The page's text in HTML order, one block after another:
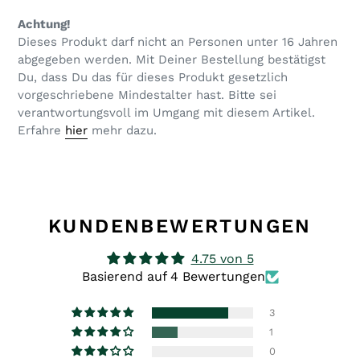
Achtung!
Dieses Produkt darf nicht an Personen unter 16 Jahren
abgegeben werden. Mit Deiner Bestellung bestätigst
Du, dass Du das für dieses Produkt gesetzlich
vorgeschriebene Mindestalter hast. Bitte sei
verantwortungsvoll im Umgang mit diesem Artikel.
Erfahre hier mehr dazu.
KUNDENBEWERTUNGEN
4.75 von 5
Basierend auf 4 Bewertungen
3
1
0